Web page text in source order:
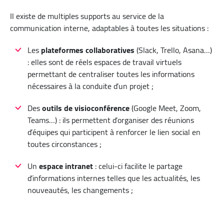
Il existe de multiples supports au service de la
communication interne, adaptables à toutes les situations :
Lesplateformes collaboratives(Slack, Trello, Asana…)
: elles sont de réels espaces de travail virtuels
permettant de centraliser toutes les informations
nécessaires à la conduite d’un projet ;
Desoutils de visioconférence(Google Meet, Zoom,
Teams…) : ils permettent d’organiser des réunions
d’équipes qui participent à renforcer le lien social en
toutes circonstances ;
Unespace intranet: celui-ci facilite le partage
d’informations internes telles que les actualités, les
nouveautés, les changements ;